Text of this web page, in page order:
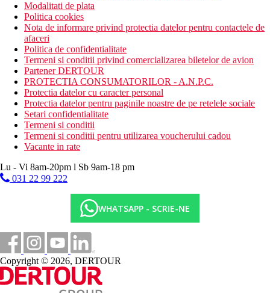
Modalitati de plata
Politica cookies
Nota de informare privind protectia datelor pentru contactele de
afaceri
Politica de confidentialitate
Termeni si conditii privind comercializarea biletelor de avion
Partener DERTOUR
PROTECTIA CONSUMATORILOR - A.N.P.C.
Protectia datelor cu caracter personal
Protectia datelor pentru paginile noastre de pe retelele sociale
Setari confidentialitate
Termeni si conditii
Termeni si conditii pentru utilizarea voucherului cadou
Vacante in rate
Lu - Vi 8am-20pm l Sb 9am-18 pm
031 22 99 222
WHATSAPP - SCRIE-NE
Copyright © 2026, DERTOUR